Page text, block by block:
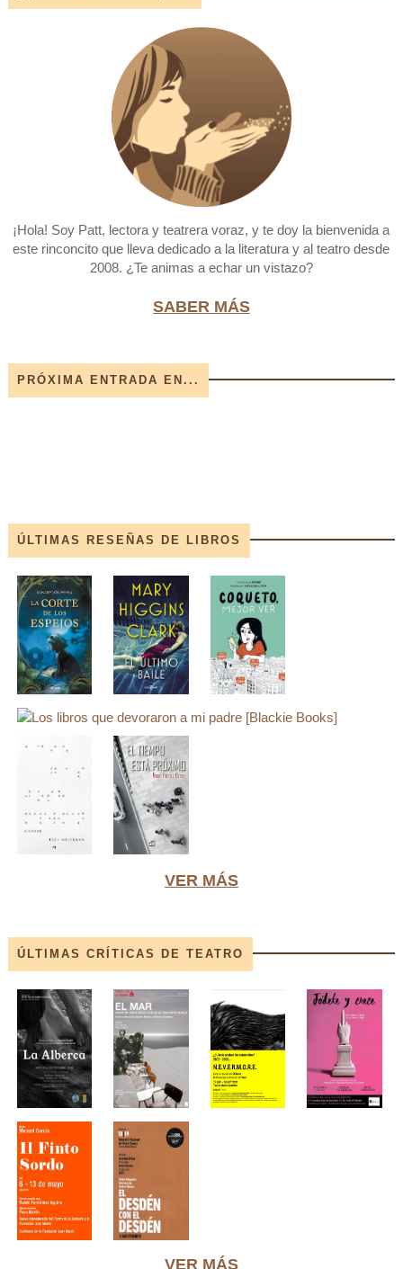
¡Hola! Soy Patt, lectora y teatrera voraz, y te doy la bienvenida a
este rinconcito que lleva dedicado a la literatura y al teatro desde
2008. ¿Te animas a echar un vistazo?
SABER MÁS
PRÓXIMA ENTRADA EN...
ÚLTIMAS RESEÑAS DE LIBROS
VER MÁS
ÚLTIMAS CRÍTICAS DE TEATRO
VER MÁS